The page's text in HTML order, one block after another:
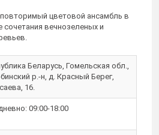
цветовой ансамбль в
вечнозеленых и
Беларусь, Гомельская обл.,
р.-н, д. Красный Берег,
16.
09:00-18:00